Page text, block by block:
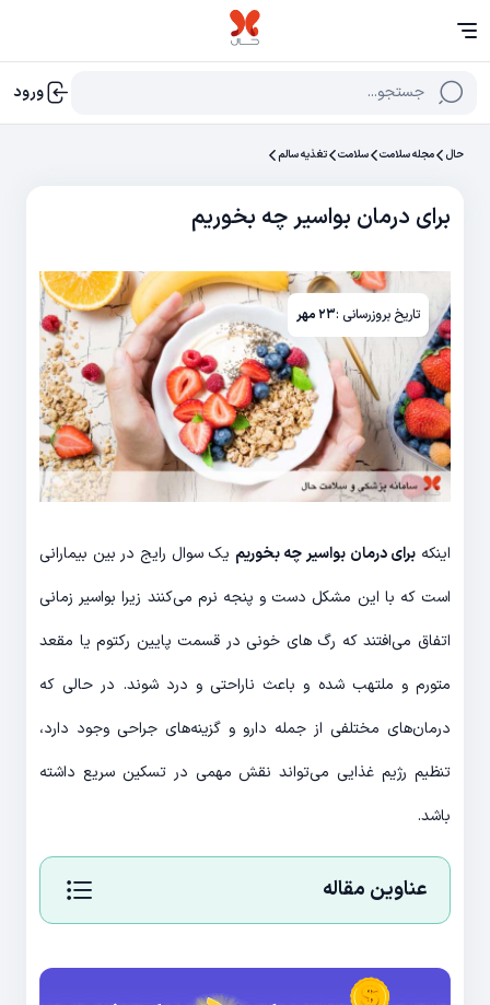
جستجو... ورود
حال مجله سلامت سلامت تغذیه سالم
برای درمان بواسیر چه بخوریم
تاریخ بروزرسانی :۲۳ مهر
اینکه برای درمان بواسیر چه بخوریم یک سوال رایج در بین بیمارانی
است که با این مشکل دست و پنجه نرم می‌کنند زیرا بواسیر زمانی
اتفاق می‌افتند که رگ های خونی در قسمت پایین رکتوم یا مقعد
متورم و ملتهب شده و باعث ناراحتی و درد شوند. در حالی که
درمان‌های مختلفی از جمله دارو و گزینه‌های جراحی وجود دارد،
تنظیم رژیم غذایی می‌تواند نقش مهمی در تسکین سریع داشته
باشد.
عناوین مقاله